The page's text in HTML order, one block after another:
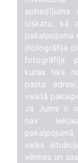
apbedījuma
izskatu, kā
(fotogrāfija
fotogrāfija
kuras tiks
pasta
veiktā
Ja Jums ir
nav
veiks
vēlmes un